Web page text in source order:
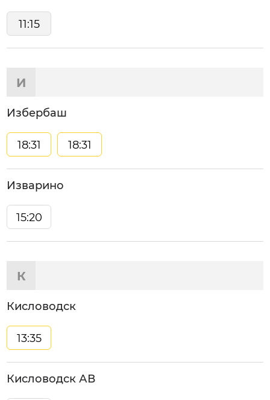
11:15
И
Избербаш
18:31 18:31
Изварино
15:20
К
Кисловодск
13:35
Кисловодск АВ